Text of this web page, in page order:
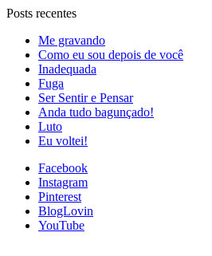
Posts recentes
Me gravando
Como eu sou depois de você
Inadequada
Fuga
Ser Sentir e Pensar
Anda tudo bagunçado!
Luto
Eu voltei!
Facebook
Instagram
Pinterest
BlogLovin
YouTube